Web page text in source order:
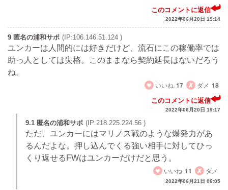
このコメントに返信
2022年06月20日 19:14
9 匿名の浦和サポ (IP:106.146.51.124 )
ユンカーは人間的には好きだけど、流石にこの稼働率では
助っ人としては失格。このままなら契約延長はないだろう
ね。
いいね 17 ダメ 18
このコメントに返信
2022年06月20日 19:17
9.1 匿名の浦和サポ (IP:218.225.224.56 )
ただ、ユンカーにはマリノス戦のような爆発力があ
るんだよな。押し込んでくる強い相手に対してひっ
くり返せるFWはユンカーだけだと思う。
いいね 11 ダメ
2022年06月21日 06:05